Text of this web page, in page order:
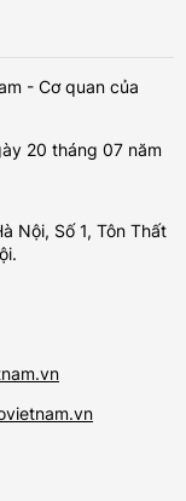
- Cơ quan của
20 tháng 07 năm
Nội, Số 1, Tôn Thất